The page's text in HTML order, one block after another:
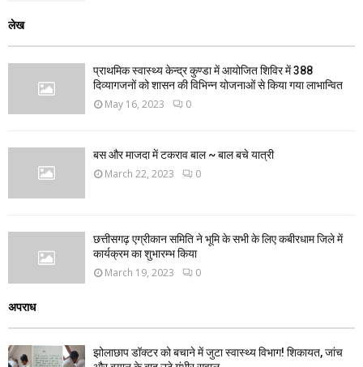
लेख
प्राथमिक स्वास्थ्य केन्द्र कुण्डा में आयोजित शिविर में 388
दिव्यागजनों को शासन की विभिन्न योजनाओं से किया गया लाभान्वित
May 16, 2023 0
बस और माजदा में टकराव बाल ~ बाल बचे यात्री
March 22, 2023 0
छत्तीसगढ़ एग्रीकान समिति ने भूमि के सभी के लिए कबीरधाम जिले में
कार्यक्रम का शुभारम्भ किया
March 19, 2023 0
अपराध
झोलाछाप डॉक्टर को बचाने में जुटा स्वास्थ्य विभाग! शिकायत, जांच